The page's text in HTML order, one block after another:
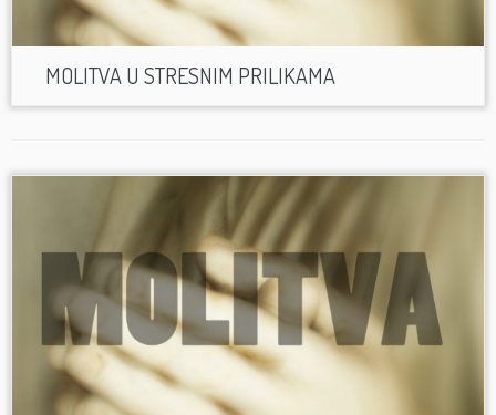
MOLITVA U STRESNIM PRILIKAMA